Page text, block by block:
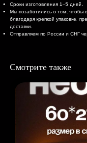
Сроки изготовления 1−5 дней.
Мы позаботились о том, чтобы
благодаря крепкой упаковке,
доставки.
Отправляем по России и СНГ
Смотрите также